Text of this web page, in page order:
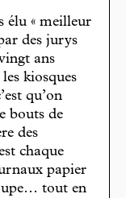
élu « meilleur
des jurys
ans
kiosques
qu’on
bouts de
des
chaque
papier
tout en